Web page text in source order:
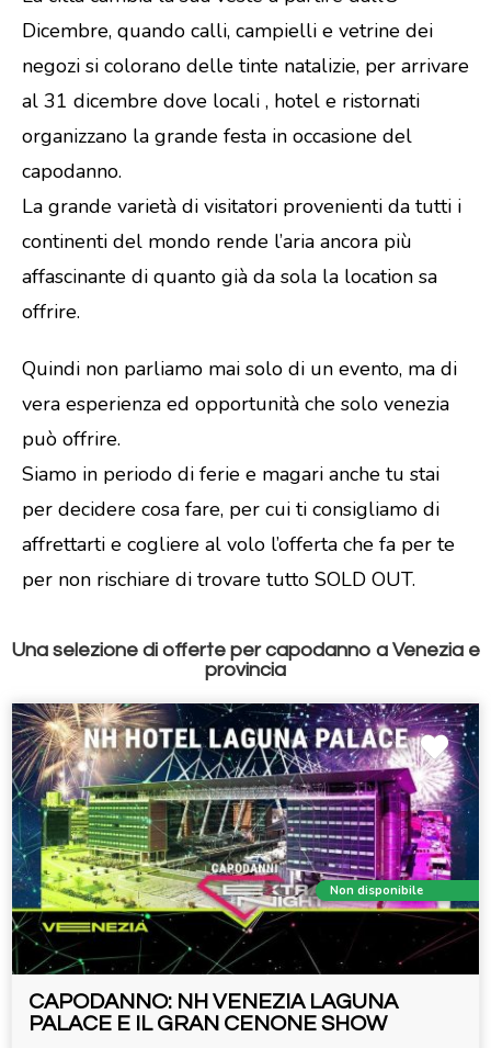
Dicembre, quando calli, campielli e vetrine dei
negozi si colorano delle tinte natalizie, per arrivare
al 31 dicembre dove locali , hotel e ristornati
organizzano la grande festa in occasione del
capodanno.
La grande varietà di visitatori provenienti da tutti i
continenti del mondo rende l’aria ancora più
affascinante di quanto già da sola la location sa
offrire.
Quindi non parliamo mai solo di un evento, ma di
vera esperienza ed opportunità che solo venezia
può offrire.
Siamo in periodo di ferie e magari anche tu stai
per decidere cosa fare, per cui ti consigliamo di
affrettarti e cogliere al volo l’offerta che fa per te
per non rischiare di trovare tutto SOLD OUT.
Una selezione di offerte per capodanno a Venezia e
provincia
Non disponibile
CAPODANNO: NH VENEZIA LAGUNA
PALACE E IL GRAN CENONE SHOW